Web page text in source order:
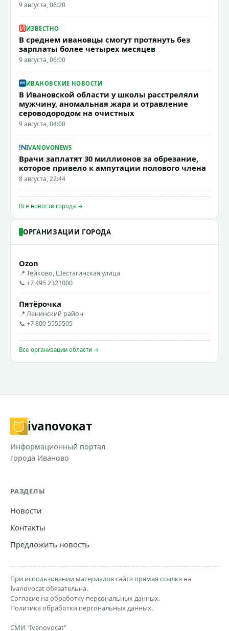
9 августа, 06:20
ИЗВЕСТНО
В среднем ивановцы смогут протянуть без
зарплаты более четырех месяцев
9 августа, 06:00
ИВАНОВСКИЕ НОВОСТИ
В Ивановской области у школы расстреляли
мужчину, аномальная жара и отравление
сероводородом на очистных
9 августа, 04:00
IVANOVONEWS
Врачи заплатят 30 миллионов за обрезание,
которое привело к ампутации полового члена
8 августа, 22:44
Все новости города →
ОРГАНИЗАЦИИ ГОРОДА
Ozon
📍 Тейково, Шестагинская улица
📞 +7 495 2321000
Пятёрочка
📍 Ленинский район
📞 +7 800 5555505
Все организации области →
ivanovoкат
Информационный портал
города Иваново
РАЗДЕЛЫ
Новости
Контакты
Предложить новость
При использовании материалов сайта прямая ссылка на
Ivanovocat обязательна.
Согласие на обработку персональных данных.
Политика обработки персональных данных.
СМИ "Ivanovocat"